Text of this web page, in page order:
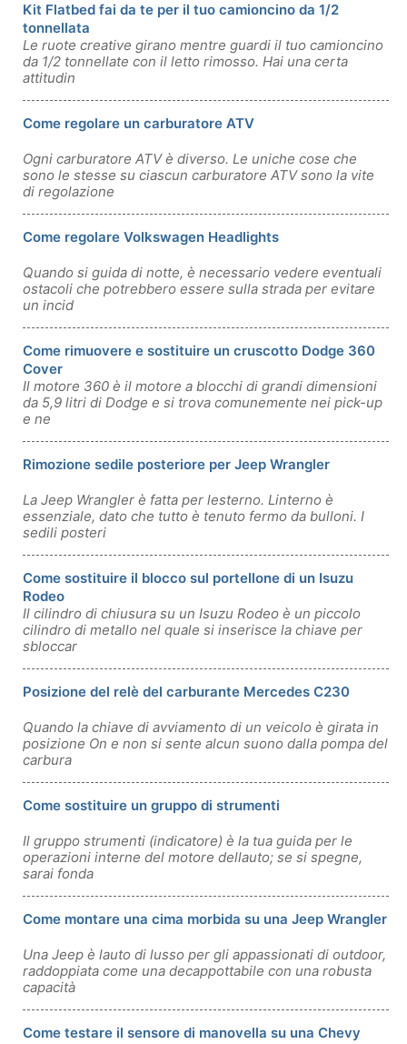
Kit Flatbed fai da te per il tuo camioncino da 1/2
tonnellata
Le ruote creative girano mentre guardi il tuo camioncino
da 1/2 tonnellate con il letto rimosso. Hai una certa
attitudin
Come regolare un carburatore ATV
Ogni carburatore ATV è diverso. Le uniche cose che
sono le stesse su ciascun carburatore ATV sono la vite
di regolazione
Come regolare Volkswagen Headlights
Quando si guida di notte, è necessario vedere eventuali
ostacoli che potrebbero essere sulla strada per evitare
un incid
Come rimuovere e sostituire un cruscotto Dodge 360 ​​
Cover
Il motore 360 ​​è il motore a blocchi di grandi dimensioni
da 5,9 litri di Dodge e si trova comunemente nei pick-up
e ne
Rimozione sedile posteriore per Jeep Wrangler
La Jeep Wrangler è fatta per lesterno. Linterno è
essenziale, dato che tutto è tenuto fermo da bulloni. I
sedili posteri
Come sostituire il blocco sul portellone di un Isuzu
Rodeo
Il cilindro di chiusura su un Isuzu Rodeo è un piccolo
cilindro di metallo nel quale si inserisce la chiave per
sbloccar
Posizione del relè del carburante Mercedes C230
Quando la chiave di avviamento di un veicolo è girata in
posizione On e non si sente alcun suono dalla pompa del
carbura
Come sostituire un gruppo di strumenti
Il gruppo strumenti (indicatore) è la tua guida per le
operazioni interne del motore dellauto; se si spegne,
sarai fonda
Come montare una cima morbida su una Jeep Wrangler
Una Jeep è lauto di lusso per gli appassionati di outdoor,
raddoppiata come una decappottabile con una robusta
capacità
Come testare il sensore di manovella su una Chevy